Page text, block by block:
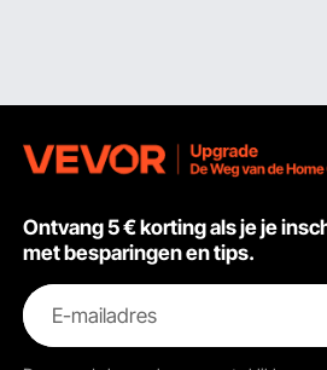
Ontvang 5 € korting als je je
met besparingen en tips.
E-mailadres